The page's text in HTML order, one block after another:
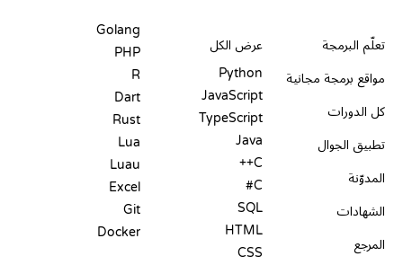
تعلّم البرمجة
مواقع برمجة مجانية
كل الدورات
تطبيق الجوال
المدوّنة
الشهادات
المرجع
عرض الكل
Python
JavaScript
TypeScript
Java
C++
C#
SQL
HTML
CSS
Golang
PHP
R
Dart
Rust
Lua
Luau
Excel
Git
Docker